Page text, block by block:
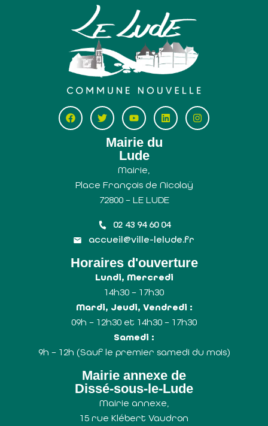
Mairie du
Lude
Mairie,
Place François de Nicolaÿ
72800 – LE LUDE
02 43 94 60 04
accueil@ville-lelude.fr
Horaires d'ouverture
Lundi, Mercredi
14h30 – 17h30
Mardi, Jeudi, Vendredi :
09h – 12h30 et 14h30 – 17h30
Samedi :
9h – 12h (Sauf le premier samedi du mois)
Mairie annexe de
Dissé-sous-le-Lude
Mairie annexe,
15 rue Klébert Vaudron